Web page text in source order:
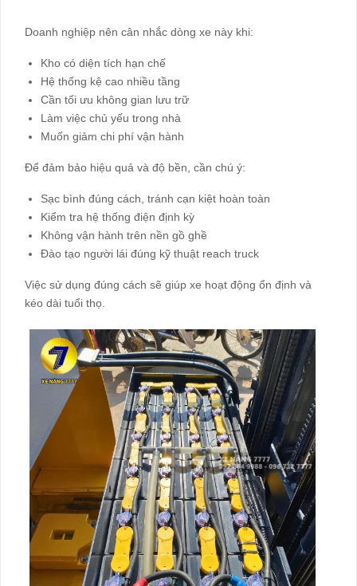
Doanh nghiệp nên cân nhắc dòng xe này khi:
Kho có diện tích hạn chế
Hệ thống kệ cao nhiều tầng
Cần tối ưu không gian lưu trữ
Làm việc chủ yếu trong nhà
Muốn giảm chi phí vận hành
Để đảm bảo hiệu quả và độ bền, cần chú ý:
Sạc bình đúng cách, tránh cạn kiệt hoàn toàn
Kiểm tra hệ thống điện định kỳ
Không vận hành trên nền gồ ghề
Đào tạo người lái đúng kỹ thuật reach truck
Việc sử dụng đúng cách sẽ giúp xe hoạt động ổn định và
kéo dài tuổi thọ.